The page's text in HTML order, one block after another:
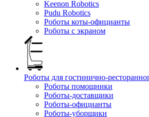
Keenon Robotics
Pudu Robotics
Роботы коты-официанты
Роботы с экраном
Роботы для гостинично-
Роботы помощники
Роботы-доставщики
Роботы-официанты
Роботы-уборщики